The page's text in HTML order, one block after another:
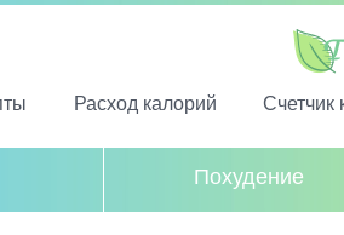
Расход калорий Счетчик
Похудение